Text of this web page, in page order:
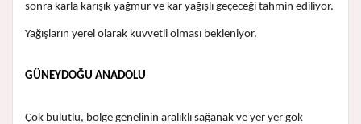
sonra karla karışık yağmur ve kar yağışlı geçeceği tahmin ediliyor.
Yağışların yerel olarak kuvvetli olması bekleniyor.
GÜNEYDOĞU ANADOLU
Çok bulutlu, bölge genelinin aralıklı sağanak ve yer yer gök